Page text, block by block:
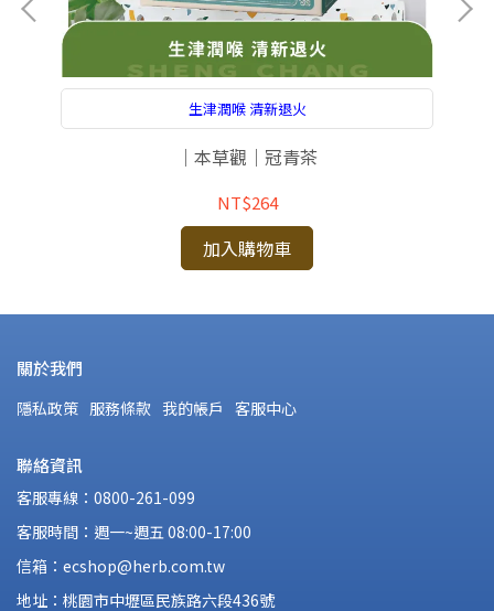
生津潤喉 清新退火
｜本草觀｜冠青茶
NT$264
加入購物車
關於我們
隱私政策 服務條款 我的帳戶 客服中心
聯絡資訊
客服專線：0800-261-099
客服時間：週一~週五 08:00-17:00
信箱：ecshop@herb.com.tw
地址：桃園市中壢區民族路六段436號